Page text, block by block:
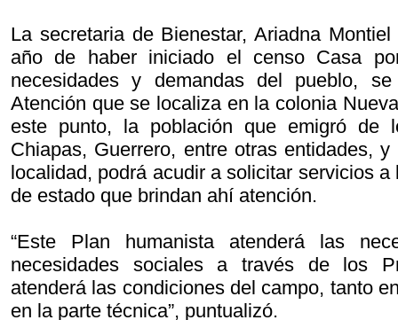
La secretaria de Bienestar, Ariadna
año de haber iniciado el censo Casa
necesidades y demandas del pueblo,
Atención que se localiza en la colonia
este punto, la población que emigró de
Chiapas, Guerrero, entre otras entidades,
localidad, podrá acudir a solicitar servicios
de estado que brindan ahí atención.
“Este Plan humanista atenderá las
necesidades sociales a través de los
atenderá las condiciones del campo, tanto
en la parte técnica”, puntualizó.